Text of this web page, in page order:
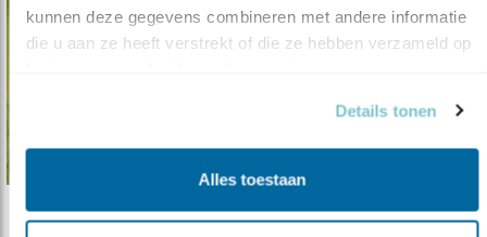
kunnen deze gegevens combineren met andere informatie
die u aan ze heeft verstrekt of die ze hebben verzameld op
Details tonen
Alles toestaan
Verdieping